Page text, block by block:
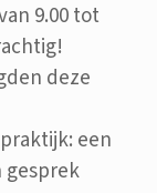
9.00 tot
deze
een
gesprek